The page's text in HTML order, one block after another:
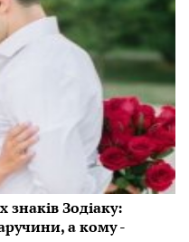
Зодіаку:
а кому -